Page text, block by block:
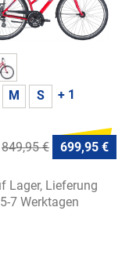
M S + 1
849,95 € 699,95 €
Lager, Lieferung
7 Werktagen